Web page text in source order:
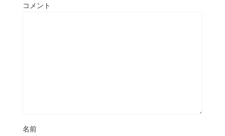
コメント
名前